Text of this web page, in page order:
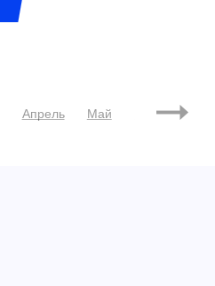
Апрель Май Сентябрь